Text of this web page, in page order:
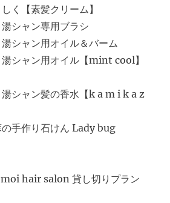
く【素髪クリーム】
シャン専用ブラシ
シャン用オイル＆バーム
シャン用オイル【mint cool】
湯シャン髪の香水【k a m i k a z
の手作り石けん Lady bug
moi hair salon 貸し切りプラン